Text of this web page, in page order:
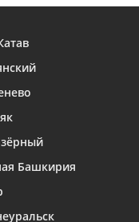
Башкирия